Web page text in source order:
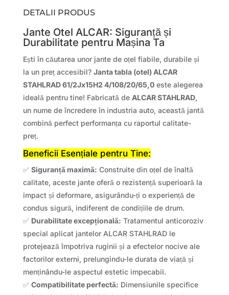
DETALII PRODUS
Jante Otel ALCAR: Siguranță și
Durabilitate pentru Mașina Ta
Ești în căutarea unor jante de oțel fiabile, durabile și
la un preț accesibil? Janta tabla (otel) ALCAR
STAHLRAD 61/2Jx15H2 4/108/20/65,0este alegerea
ideală pentru tine! Fabricată de ALCAR STAHLRAD,
un nume de încredere în industria auto, această jantă
combină perfect performanța cu raportul calitate-
preț.
Beneficii Esențiale pentru Tine:
✅ Siguranță maximă: Construite din oțel de înaltă
calitate, aceste jante oferă o rezistență superioară la
impact și deformare, asigurându-ți o experiență de
condus sigură, indiferent de condițiile de drum.
✅ Durabilitate excepțională: Tratamentul anticoroziv
special aplicat jantelor ALCAR STAHLRAD le
protejează împotriva ruginii și a efectelor nocive ale
factorilor externi, prelungindu-le durata de viață și
menținându-le aspectul estetic impecabil.
✅ Compatibilitate perfectă: Dimensiunile specifice